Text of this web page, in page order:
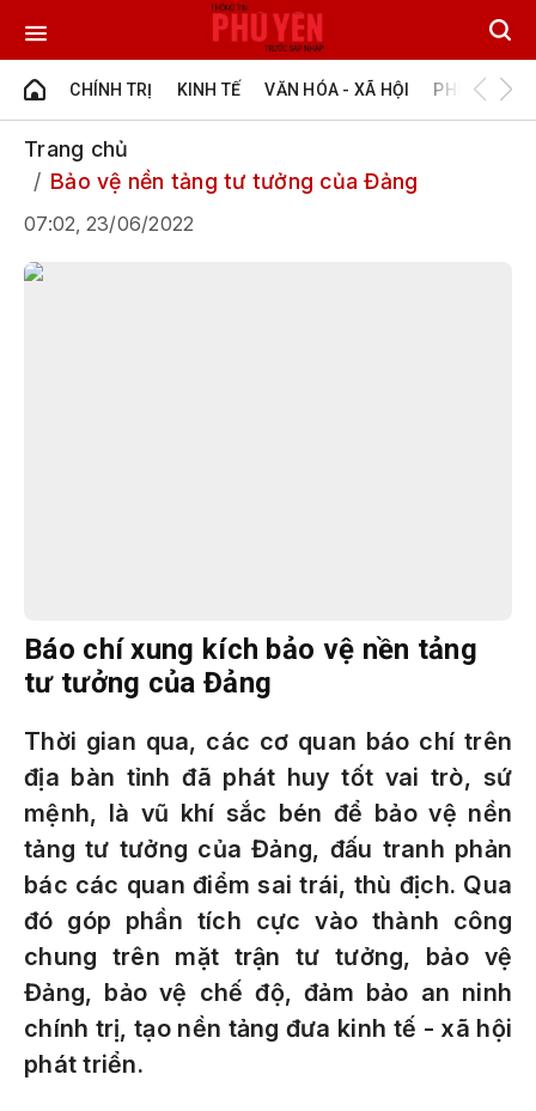
CHÍNH TRỊ KINH TẾ VĂN HÓA - XÃ HỘI PHÚ YÊN -
Trang chủ
Bảo vệ nền tảng tư tưởng của Đảng
07:02, 23/06/2022
Báo chí xung kích bảo vệ nền tảng
tư tưởng của Đảng
Thời gian qua, các cơ quan báo chí trên
địa bàn tỉnh đã phát huy tốt vai trò, sứ
mệnh, là vũ khí sắc bén để bảo vệ nền
tảng tư tưởng của Đảng, đấu tranh phản
bác các quan điểm sai trái, thù địch. Qua
đó góp phần tích cực vào thành công
chung trên mặt trận tư tưởng, bảo vệ
Đảng, bảo vệ chế độ, đảm bảo an ninh
chính trị, tạo nền tảng đưa kinh tế - xã hội
phát triển.